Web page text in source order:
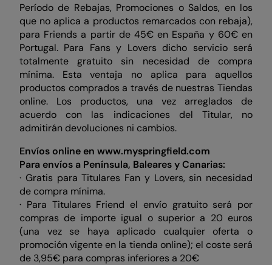
Período de Rebajas, Promociones o Saldos, en los
que no aplica a productos remarcados con rebaja),
para Friends a partir de 45€ en España y 60€ en
Portugal. Para Fans y Lovers dicho servicio será
totalmente gratuito sin necesidad de compra
mínima. Esta ventaja no aplica para aquellos
productos comprados a través de nuestras Tiendas
online. Los productos, una vez arreglados de
acuerdo con las indicaciones del Titular, no
admitirán devoluciones ni cambios.
Envíos online en www.myspringfield.com
Para envíos a Península, Baleares y Canarias:
· Gratis para Titulares Fan y Lovers, sin necesidad
de compra mínima.
· Para Titulares Friend el envío gratuito será por
compras de importe igual o superior a 20 euros
(una vez se haya aplicado cualquier oferta o
promoción vigente en la tienda online); el coste será
de 3,95€ para compras inferiores a 20€